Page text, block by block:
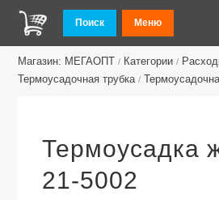
Поиск Меню
Магазин: МЕГАОПТ / Категории /
Термоусадочная трубка /
Термоусадка
21-5002